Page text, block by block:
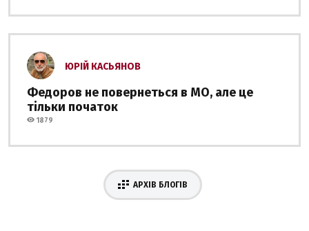
ЮРІЙ КАСЬЯНОВ
Федоров не повернеться в МО, але це
тільки початок
1879
АРХІВ БЛОГІВ